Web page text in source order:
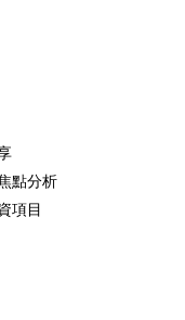
點分析
項目